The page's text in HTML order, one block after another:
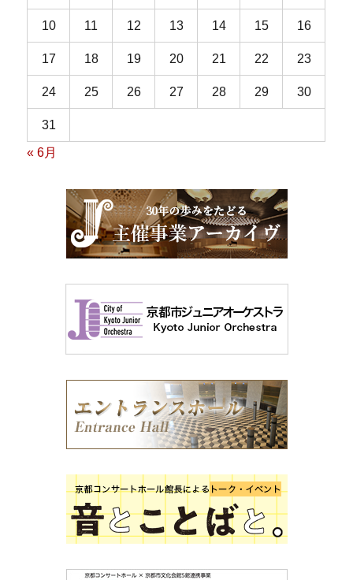
10 11 12 13 14 15 16
17 18 19 20 21 22 23
24 25 26 27 28 29 30
31
« 6月